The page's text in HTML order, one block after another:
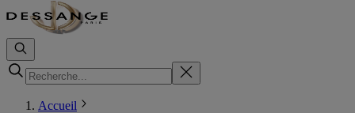
Accueil